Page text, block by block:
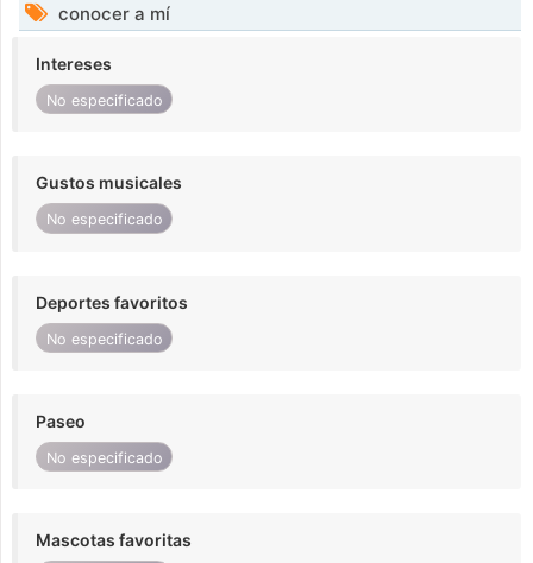
conocer a mí
Intereses
No especificado
Gustos musicales
No especificado
Deportes favoritos
No especificado
Paseo
No especificado
Mascotas favoritas